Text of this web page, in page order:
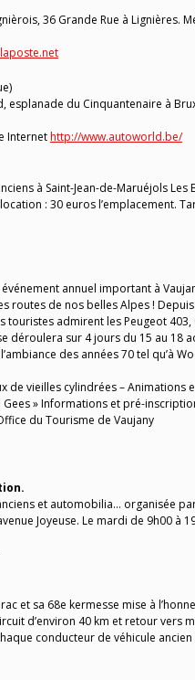
36 Grande Rue à Lignières.
esplanade du Cinquantenaire à
Internethttp://www.autoworld.be/
à Saint-Jean-de-Maruéjols
: 30 euros l’emplacement.
annuel important à
routes de nos belles Alpes !
admirent les Peugeot 403,
déroulera sur 4 jours du 15 au 18
des années 70 tel qu’à
de vieilles cylindrées – Animations
» Informations et pré-
du Tourisme de Vaujany
et automobilia… organisée
Joyeuse. Le mardi de 9h00 à
et sa 68e kermesse mise à
d’environ 40 km et retour vers
conducteur de véhicule ancien